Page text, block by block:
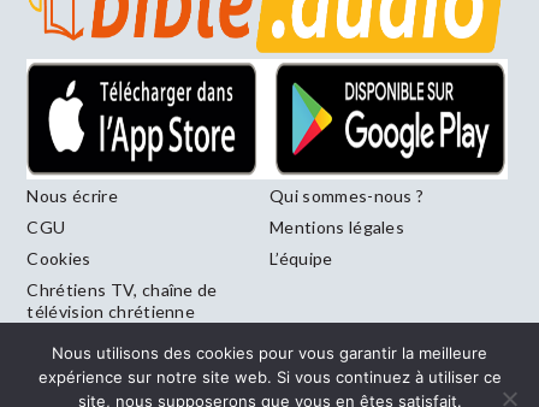
Nous écrire
Qui sommes-nous ?
CGU
Mentions légales
Cookies
L’équipe
Chrétiens TV, chaîne de
télévision chrétienne
le canal 246 de la Freebox
Nous utilisons des cookies pour vous garantir la meilleure
expérience sur notre site web. Si vous continuez à utiliser ce
site, nous supposerons que vous en êtes satisfait.